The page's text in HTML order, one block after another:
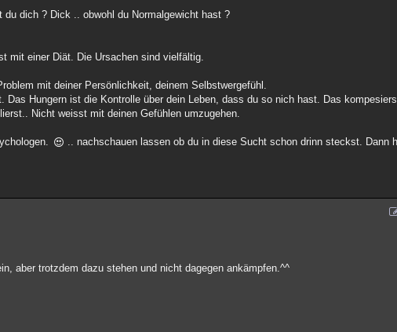
dich ? Dick .. obwohl du Normalgewicht hast ?
mit einer Diät. Die Ursachen sind vielfältig.
mit deiner Persönlichkeit, deinem Selbstwergefühl.
Das Hungern ist die Kontrolle über dein Leben, dass du so nich hast. Das
Nicht weisst mit deinen Gefühlen umzugehen.
.. nachschauen lassen ob du in diese Sucht schon drinn steckst. Dann
aber trotzdem dazu stehen und nicht dagegen ankämpfen.^^